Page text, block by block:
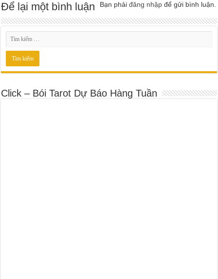
Để lại một bình luận Bạn phảiđăng nhập để gửi bình luận.
Click – Bói Tarot Dự Báo Hàng Tuần